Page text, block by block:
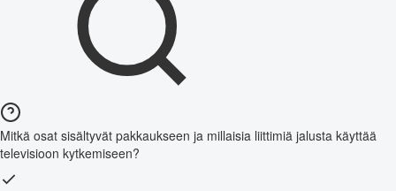
Mitkä osat sisältyvät pakkaukseen ja millaisia liittimiä jalusta käyttää
televisioon kytkemiseen?